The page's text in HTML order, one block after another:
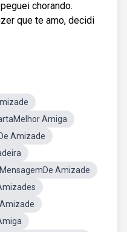
chorando.
que te amo, decidi
Amiga
Amizade
MensagemDe Amizade